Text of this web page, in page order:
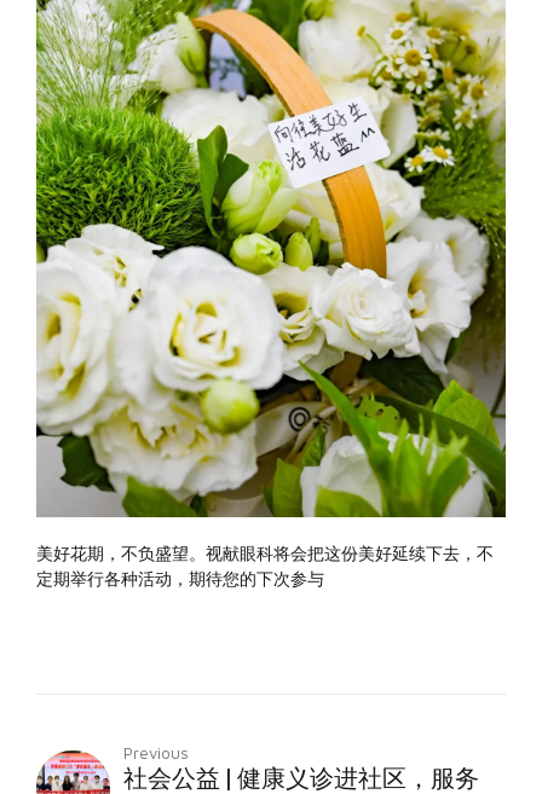
美好花期，不负盛望。视献眼科将会把这份美好延续下去，不
定期举行各种活动，期待您的下次参与
Previous
社会公益 | 健康义诊进社区，服务